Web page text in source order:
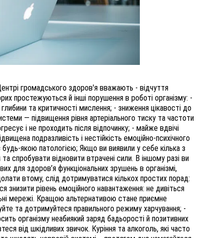
громадського здоров'я вважають - відчуття
простежуються й інші порушення в роботі організму: -
та критичності мислення; - зниження цікавості до
— підвищення рівня артеріального тиску та частоти
і не проходить після відпочинку; - майже вдвічі
подразливість і нестійкість емоційно-психічного
якою патологією; Якщо ви виявили у себе кілька з
спробувати відновити втрачені сили. В іншому разі ви
для здоров’я функціональних зрушень в організмі,
втому, слід дотримуватися кількох простих порад:
рівень емоційного навантаження: не дивіться
мережі. Кращою альтернативою стане приємне
та дотримуйтеся правильного режиму харчування; -
організму неабиякий заряд бадьорості й позитивних
від шкідливих звичок. Куріння та алкоголь, які часто